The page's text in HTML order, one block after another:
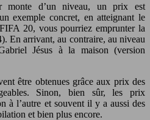
monte d’un niveau, un prix est
exemple concret, en atteignant le
20, vous pourriez emprunter la
En arrivant, au contraire, au niveau
Jésus à la maison (version
être obtenues grâce aux prix des
Sinon, bien sûr, les prix
à l’autre et souvent il y a aussi des
et bien plus encore.